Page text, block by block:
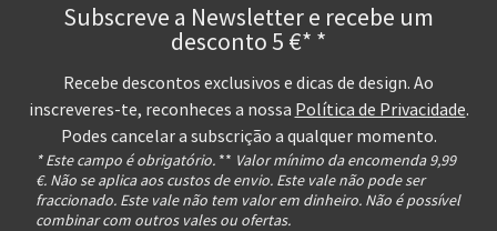
Subscreve a Newsletter e recebe um
desconto 5 €* *
Recebe descontos exclusivos e dicas de design. Ao
inscreveres-te, reconheces a nossa Política de Privacidade.
Podes cancelar a subscrição a qualquer momento.
* Este campo é obrigatório. ** Valor mínimo da encomenda 9,99
€. Não se aplica aos custos de envio. Este vale não pode ser
fraccionado. Este vale não tem valor em dinheiro. Não é possível
combinar com outros vales ou ofertas.